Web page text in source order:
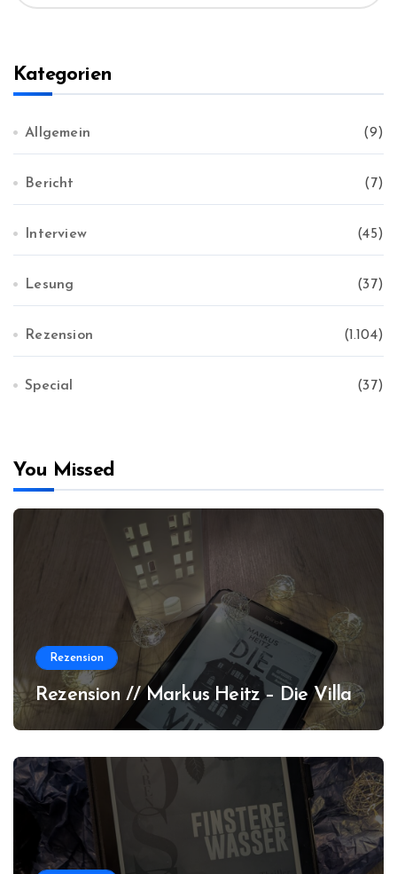
vKategorien
Allgemein (9)
Bericht (7)
Interview (45)
Lesung (37)
Rezension (1.104)
Special (37)
You Missed
Rezension
Rezension // Markus Heitz – Die Villa